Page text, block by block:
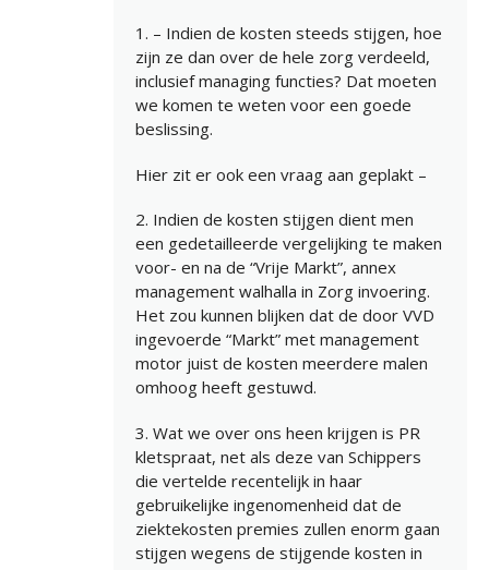
1. – Indien de kosten steeds stijgen, hoe
zijn ze dan over de hele zorg verdeeld,
inclusief managing functies? Dat moeten
we komen te weten voor een goede
beslissing.
Hier zit er ook een vraag aan geplakt –
2. Indien de kosten stijgen dient men
een gedetailleerde vergelijking te maken
voor- en na de “Vrije Markt”, annex
management walhalla in Zorg invoering.
Het zou kunnen blijken dat de door VVD
ingevoerde “Markt” met management
motor juist de kosten meerdere malen
omhoog heeft gestuwd.
3. Wat we over ons heen krijgen is PR
kletspraat, net als deze van Schippers
die vertelde recentelijk in haar
gebruikelijke ingenomenheid dat de
ziektekosten premies zullen enorm gaan
stijgen wegens de stijgende kosten in